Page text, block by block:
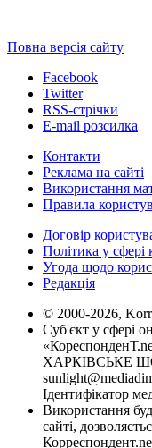
Повна версія сайту
Facebook
Twitter
RSS-стрічки
E-mail розсилка
Контакти
Реклама на сайті
Використання
Правила
Договір
Політика у сфері
Угода щодо
Редакція
© 2000-2026,
Суб'єкт у сфері
ХАРКІВСЬКЕ
Ідентифікатор
Використання
сайті,